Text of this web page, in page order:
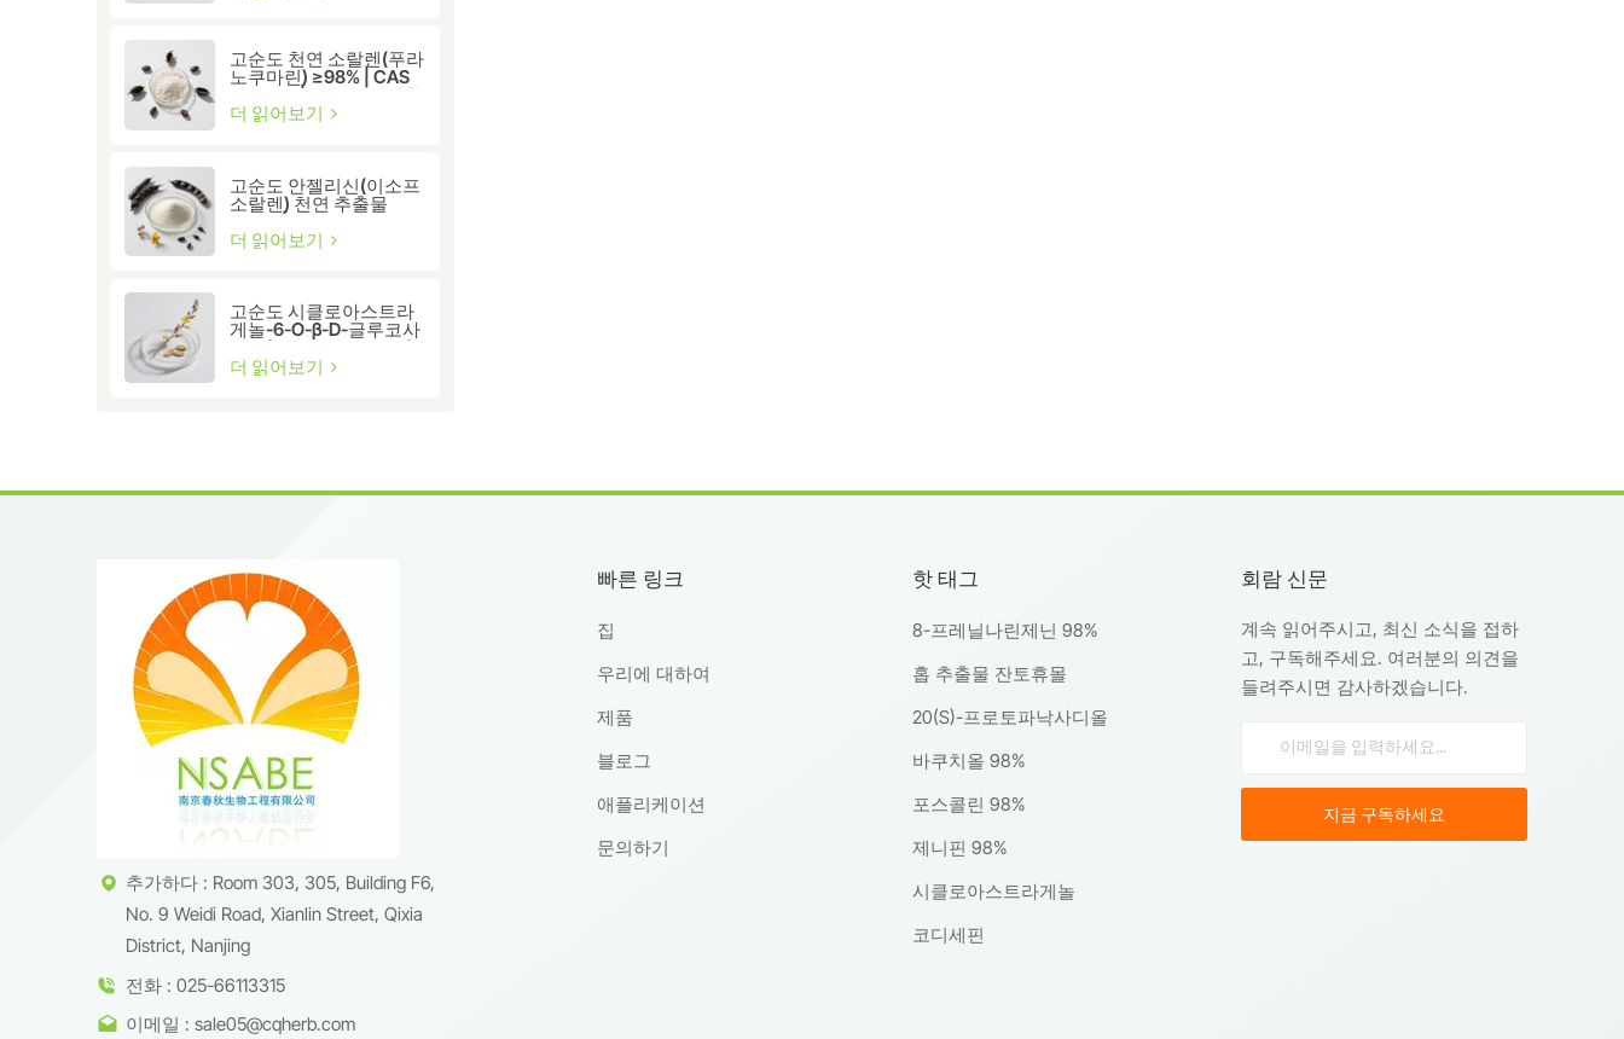
고순도 천연 소랄렌(푸라
노쿠마린) ≥98% | CAS
66-97-7 | 연구용 생리활
성 화합물
더 읽어보기
고순도 안젤리신(이소프
소랄렌) 천연 추출물
≥98% | 연구 및 제약 등
급
더 읽어보기
고순도 시클로아스트라
게놀-6-O-β-D-글루코사
이드(CAS 86764-12-7)
더 읽어보기
추가하다 : Room 303, 305, Building F6,
No. 9 Weidi Road, Xianlin Street, Qixia
District, Nanjing
전화 : 025-66113315
이메일 : sale05@cqherb.com
빠른 링크
집
우리에 대하여
제품
블로그
애플리케이션
문의하기
핫 태그
8-프레닐나린제닌 98%
홉 추출물 잔토휴몰
20(S)-프로토파낙사디올
바쿠치올 98%
포스콜린 98%
제니핀 98%
시클로아스트라게놀
코디세핀
회람 신문
계속 읽어주시고, 최신 소식을 접하
고, 구독해주세요. 여러분의 의견을
들려주시면 감사하겠습니다.